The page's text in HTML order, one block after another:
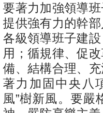
要著力加強領導
提供強有力的幹
各級領導班子建
用；循規律、促
備、結構合理、
著力加固中央八
風”樹新風。要嚴